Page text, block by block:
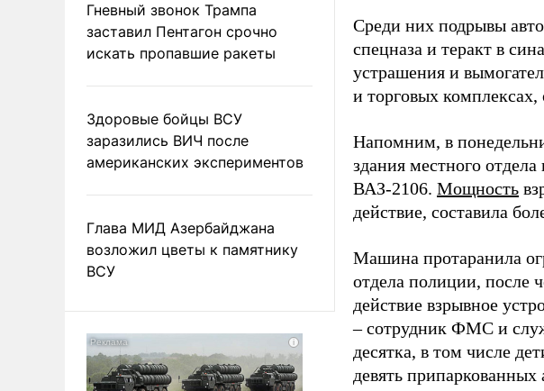
Гневный звонок Трампа
заставил Пентагон срочно
искать пропавшие ракеты
Здоровые бойцы ВСУ
заразились ВИЧ после
американских экспериментов
Глава МИД Азербайджана
возложил цветы к памятнику
ВСУ
Среди них подрывы
спецназа и теракт в
устрашения и
и торговых
Напомним, в
здания местного
ВАЗ-2106. Мощность
действие, составила
Машина протаранила
отдела полиции, после
действие взрывное
– сотрудник ФМС и
десятка, в том числе
девять